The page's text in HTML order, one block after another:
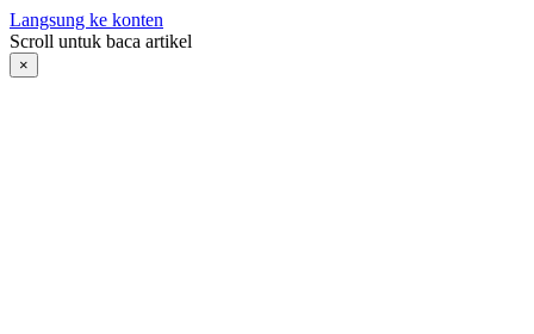
Langsung ke konten
Scroll untuk baca artikel
×